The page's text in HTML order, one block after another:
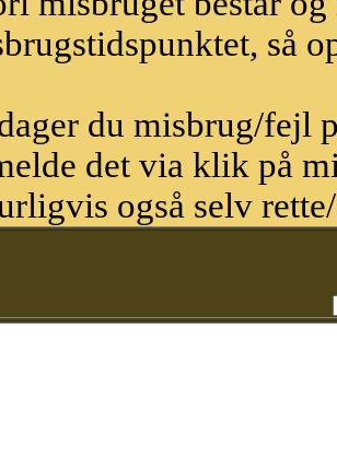
så
du misbrug/fejl
det via klik på
også selv